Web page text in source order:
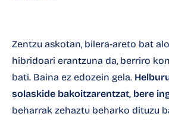
Zentzu askotan, bilera-areto bat
hibridoari erantzuna da, berriro
bati. Baina ez edozein gela.
solaskide bakoitzarentzat, bere
beharrak zehaztu beharko dituzu